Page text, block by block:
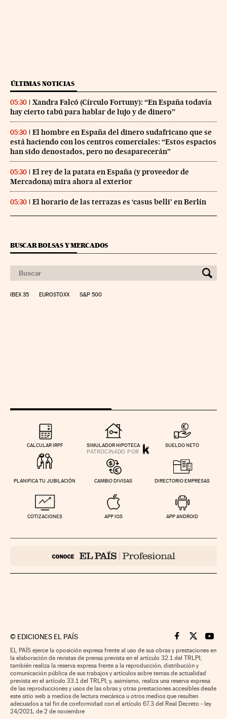
ÚLTIMAS NOTICIAS
05:30
Xandra Falcó (Círculo Fortuny): “En España todavía
hay cierto tabú para hablar de lujo y de dinero”
05:30
El hombre en España del dinero sudafricano que se
está haciendo con los centros comerciales: “Estos espacios
han sido denostados, pero no desaparecerán”
05:30
El rey de la patata en España (y proveedor de
Mercadona) mira ahora al exterior
05:30 El horario de las terrazas es ‘casus belli’ en Berlín
BUSCAR BOLSAS Y MERCADOS
IBEX 35 EUROSTOXX S&P 500
CALCULAR IRPF SIMULADOR HIPOTECA SUELDO NETO
PLANIFICA TU JUBILACIÓN CAMBIO DIVISAS DIRECTORIO EMPRESAS
COTIZACIONES APP IOS APP ANDROID
© EDICIONES EL PAÍS Cinco Días en
Cinco Días
Cinco
EL PAÍS ejerce la oposición expresa frente al uso de sus obras y prestaciones en
la elaboración de revistas de prensa prevista en el artículo 32.1 del TRLPI;
también realiza la reserva expresa frente a la reproducción, distribución y
comunicación pública de sus trabajos y artículos sobre temas de actualidad
prevista en el artículo 33.1 del TRLPI; y, asimismo, realiza una reserva expresa
de las reproducciones y usos de las obras y otras prestaciones accesibles desde
este sitio web a medios de lectura mecánica u otros medios que resulten
adecuados a tal fin de conformidad con el artículo 67.3 del Real Decreto - ley
24/2021, de 2 de noviembre